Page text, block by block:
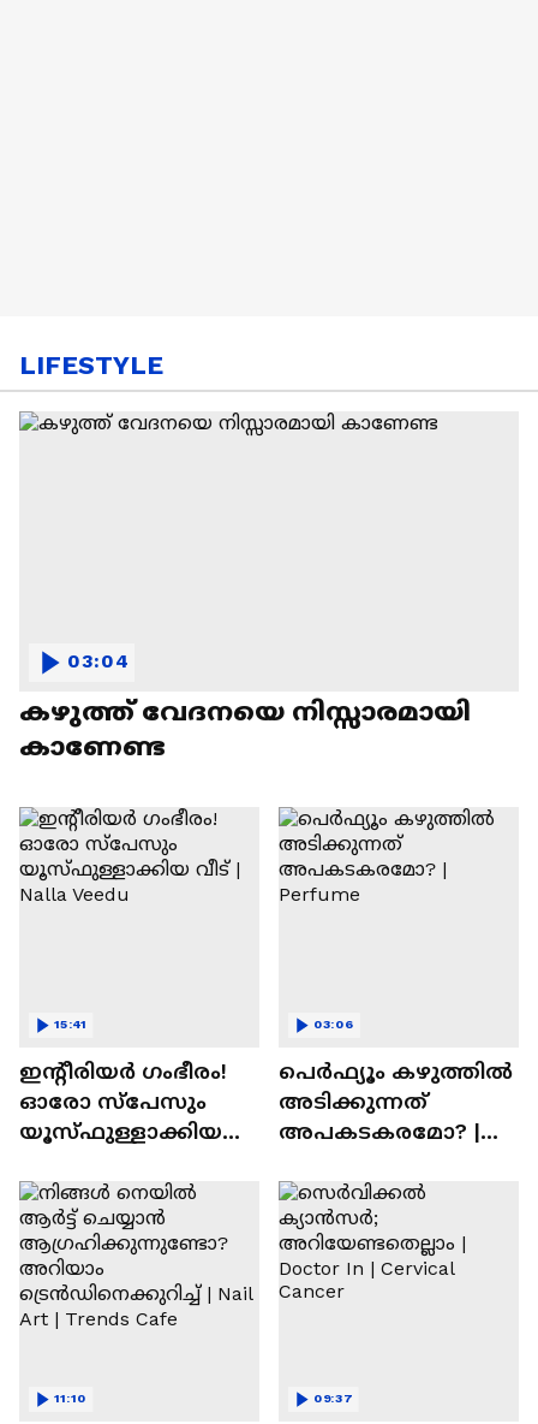
LIFESTYLE
കഴുത്ത് വേദനയെ നിസ്സാരമായി
കാണേണ്ട
03:04
ഇന്റീരിയർ ഗംഭീരം!
ഓരോ സ്‌പേസും
യൂസ്ഫുള്ളാക്കിയ
15:41
പെർഫ്യൂം കഴുത്തിൽ
അടിക്കുന്നത്
അപകടകരമോ? |
03:06
11:10 09:37